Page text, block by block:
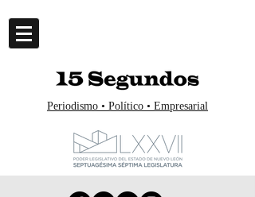
Periodismo • Político • Empresarial